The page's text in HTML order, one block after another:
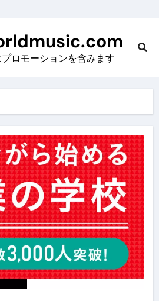
ロモーションを含みます